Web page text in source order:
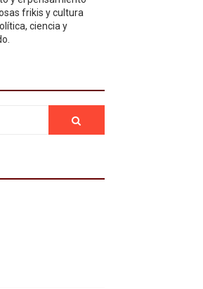
frikis y cultura
ciencia y